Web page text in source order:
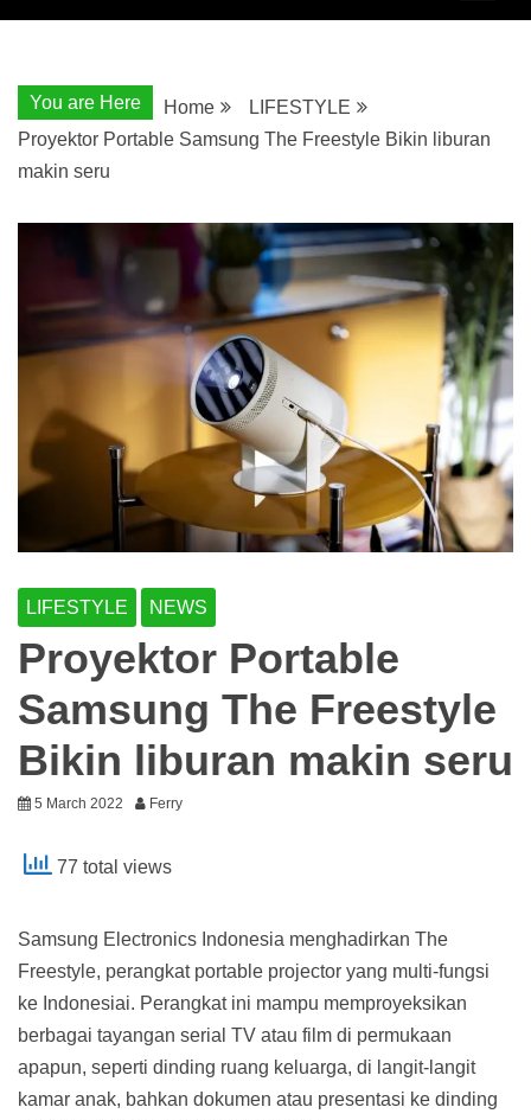
You are Here Home
LIFESTYLE
Proyektor Portable Samsung The Freestyle Bikin liburan
makin seru
LIFESTYLE NEWS
Proyektor Portable
Samsung The Freestyle
Bikin liburan makin seru
5 March 2022 Ferry
77 total views
Samsung Electronics Indonesia menghadirkan The
Freestyle, perangkat portable projector yang multi-fungsi
ke Indonesiai. Perangkat ini mampu memproyeksikan
berbagai tayangan serial TV atau film di permukaan
apapun, seperti dinding ruang keluarga, di langit-langit
kamar anak, bahkan dokumen atau presentasi ke dinding